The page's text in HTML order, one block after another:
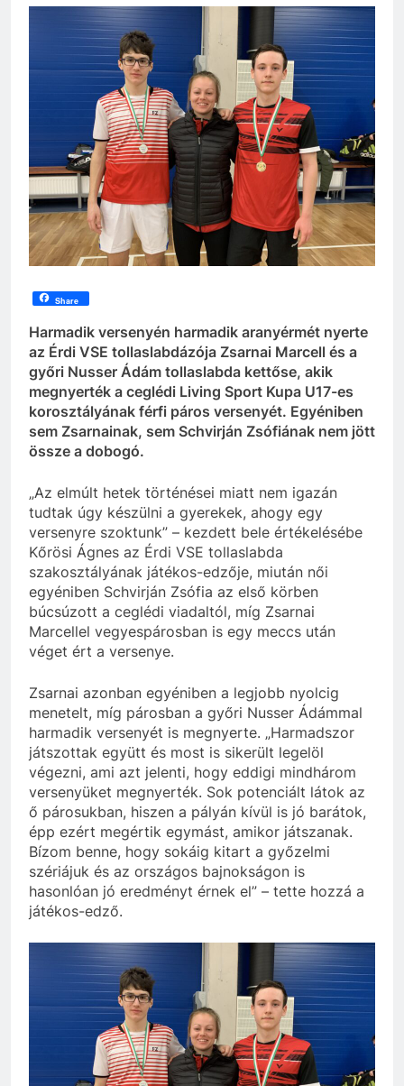
Share
Harmadik versenyén harmadik aranyérmét nyerte
az Érdi VSE tollaslabdázója Zsarnai Marcell és a
győri Nusser Ádám tollaslabda kettőse, akik
megnyerték a ceglédi Living Sport Kupa U17-es
korosztályának férfi páros versenyét. Egyéniben
sem Zsarnainak, sem Schvirján Zsófiának nem jött
össze a dobogó.
„Az elmúlt hetek történései miatt nem igazán
tudtak úgy készülni a gyerekek, ahogy egy
versenyre szoktunk” – kezdett bele értékelésébe
Kőrösi Ágnes az Érdi VSE tollaslabda
szakosztályának játékos-edzője, miután női
egyéniben Schvirján Zsófia az első körben
búcsúzott a ceglédi viadaltól, míg Zsarnai
Marcellel vegyespárosban is egy meccs után
véget ért a versenye.
Zsarnai azonban egyéniben a legjobb nyolcig
menetelt, míg párosban a győri Nusser Ádámmal
harmadik versenyét is megnyerte. „Harmadszor
játszottak együtt és most is sikerült legelöl
végezni, ami azt jelenti, hogy eddigi mindhárom
versenyüket megnyerték. Sok potenciált látok az
ő párosukban, hiszen a pályán kívül is jó barátok,
épp ezért megértik egymást, amikor játszanak.
Bízom benne, hogy sokáig kitart a győzelmi
szériájuk és az országos bajnokságon is
hasonlóan jó eredményt érnek el” – tette hozzá a
játékos-edző.